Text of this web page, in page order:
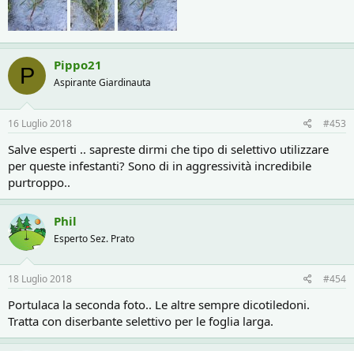
P Pippo21
Aspirante Giardinauta
16 Luglio 2018 #453
Salve esperti .. sapreste dirmi che tipo di selettivo utilizzare
per queste infestanti? Sono di in aggressività incredibile
purtroppo..
Phil
Esperto Sez. Prato
18 Luglio 2018 #454
Portulaca la seconda foto.. Le altre sempre dicotiledoni.
Tratta con diserbante selettivo per le foglia larga.